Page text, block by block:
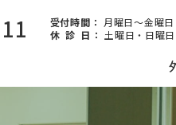
受付時間： 月曜日～金曜
休 診 日 ： 土曜日・日曜